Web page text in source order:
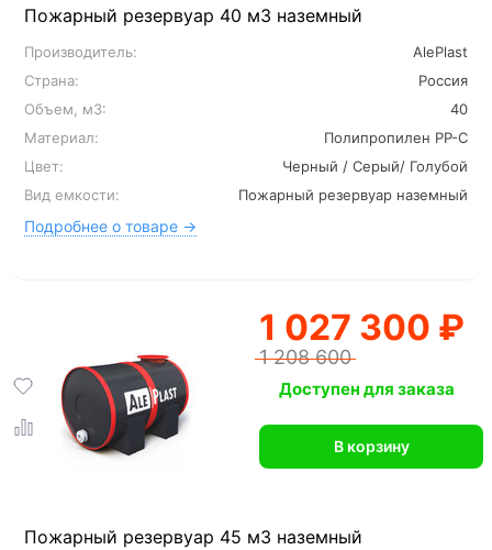
Пожарный резервуар 40 м3 наземный
Производитель:
AlePlast
Страна:
Россия
Объем, м3:
40
Материал:
Полипропилен PP-C
Цвет:
Черный / Серый/ Голубой
Вид емкости:
Пожарный резервуар наземный
Подробнее о товаре →
Пожарный резервуар 45 м3 наземный
1 027 300 ₽
1 208 600
Доступен для заказа
В корзину